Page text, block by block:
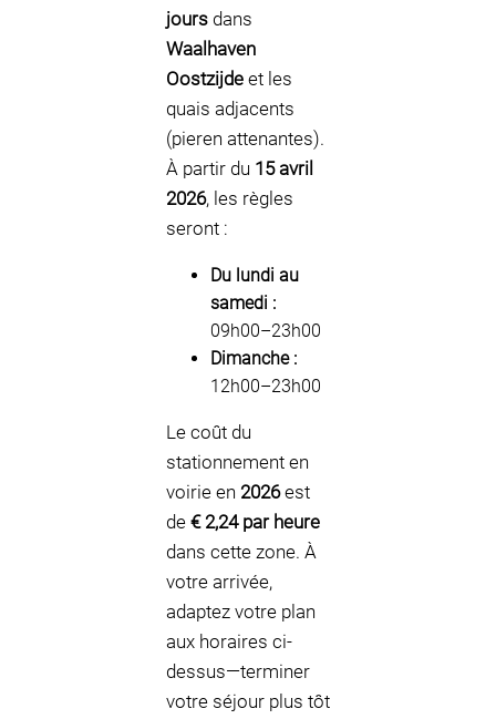
jours dans
Waalhaven
Oostzijde et les
quais adjacents
(pieren attenantes).
À partir du 15 avril
2026, les règles
seront :
Du lundi au
samedi :
09h00–23h00
Dimanche :
12h00–23h00
Le coût du
stationnement en
voirie en 2026est
de € 2,24 par heure
dans cette zone. À
votre arrivée,
adaptez votre plan
aux horaires ci-
dessus—terminer
votre séjour plus tôt